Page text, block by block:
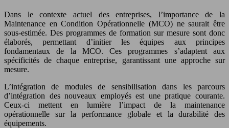
Dans le contexte actuel des entreprises, l’importance de la
Maintenance en Condition Opérationnelle (MCO) ne saurait être
sous-estimée. Des programmes de formation sur mesure sont donc
élaborés, permettant d’initier les équipes aux principes
fondamentaux de la MCO. Ces programmes s’adaptent aux
spécificités de chaque entreprise, garantissant une approche sur
mesure.
L’intégration de modules de sensibilisation dans les parcours
d’intégration des nouveaux employés est une pratique courante.
Ceux-ci mettent en lumière l’impact de la maintenance
opérationnelle sur la performance globale et la durabilité des
équipements.